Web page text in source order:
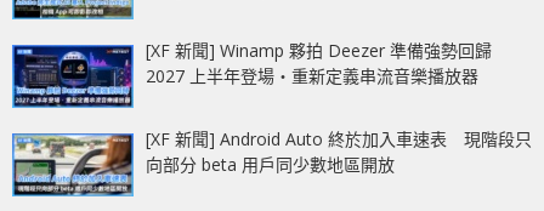
[XF 新聞] Winamp 夥拍 Deezer 準備強勢回歸
2027 上半年登場‧重新定義串流音樂播放器
[XF 新聞] Android Auto 終於加入車速表 現階段只
向部分 beta 用戶同少數地區開放